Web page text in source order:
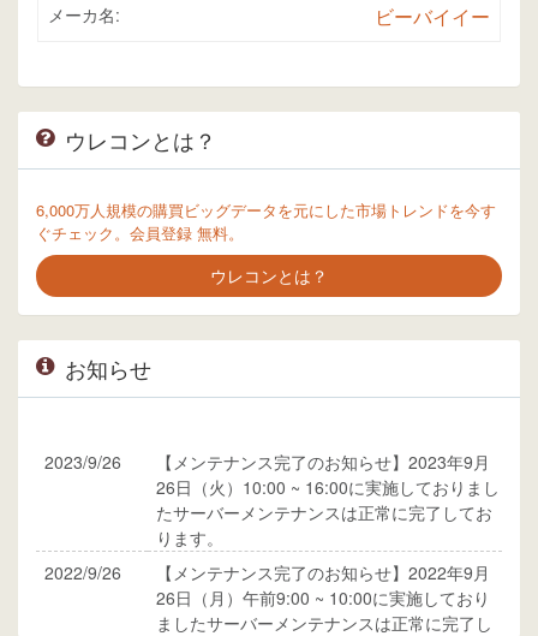
メーカ名: ビーバイイー
ウレコンとは？
6,000万人規模の購買ビッグデータを元にした市場トレンドを今す
ぐチェック。会員登録 無料。
ウレコンとは？
お知らせ
2023/9/26
【メンテナンス完了のお知らせ】2023年9月
26日（火）10:00 ~ 16:00に実施しておりまし
たサーバーメンテナンスは正常に完了してお
ります。
2022/9/26
【メンテナンス完了のお知らせ】2022年9月
26日（月）午前9:00 ~ 10:00に実施しており
ましたサーバーメンテナンスは正常に完了し